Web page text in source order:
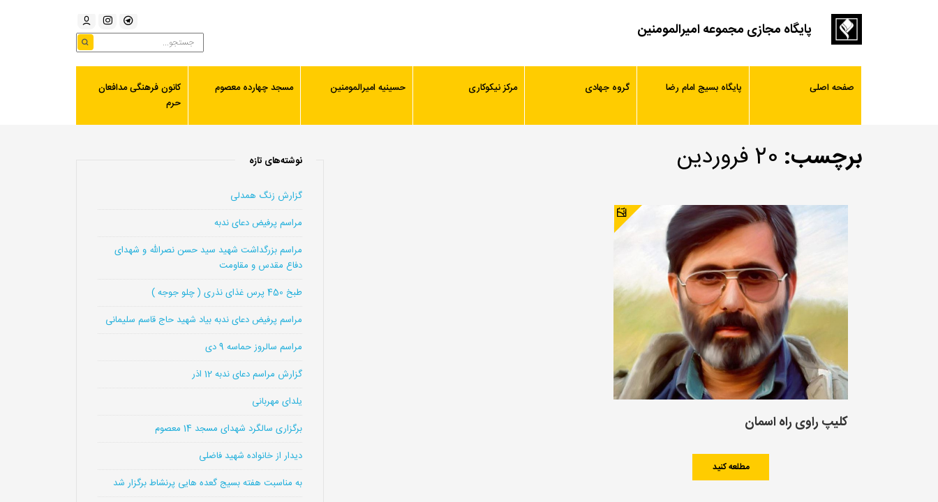
پایگاه مجازی مجموعه امیرالمومنین
صفحه اصلی پایگاه بسیج امام رضا گروه جهادی مرکز نیکوکاری حسینیه امیرالمومنین مسجد چهارده معصوم
کانون فرهنگی مدافعان
حرم
برچسب: 20 فروردین
کلیپ راوی راه اسمان
مطلعه کنید
نوشته‌های تازه
گزارش زنگ همدلی
مراسم پرفیض دعای ندبه
مراسم بزرگداشت شهید سید حسن نصرالله و شهدای
دفاع مقدس و مقاومت
طبخ 450 پرس غذای نذری ( چلو جوجه )
مراسم پرفیض دعای ندبه بیاد شهید حاج قاسم سلیمانی
مراسم سالروز حماسه 9 دی
گزارش مراسم دعای ندبه 12 اذر
یلدای مهربانی
برگزاری سالگرد شهدای مسجد 14 معصوم
دیدار از خانواده شهید فاضلی
به مناسبت هفته بسیج گعده هایی پرنشاط برگزار شد